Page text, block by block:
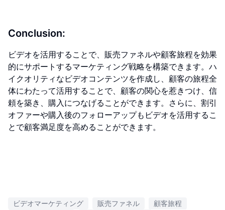
Conclusion:
ビデオを活用することで、販売ファネルや顧客旅程を効果
的にサポートするマーケティング戦略を構築できます。ハ
イクオリティなビデオコンテンツを作成し、顧客の旅程全
体にわたって活用することで、顧客の関心を惹きつけ、信
頼を築き、購入につなげることができます。さらに、割引
オファーや購入後のフォローアップもビデオを活用するこ
とで顧客満足度を高めることができます。
ビデオマーケティング 販売ファネル
顧客旅程